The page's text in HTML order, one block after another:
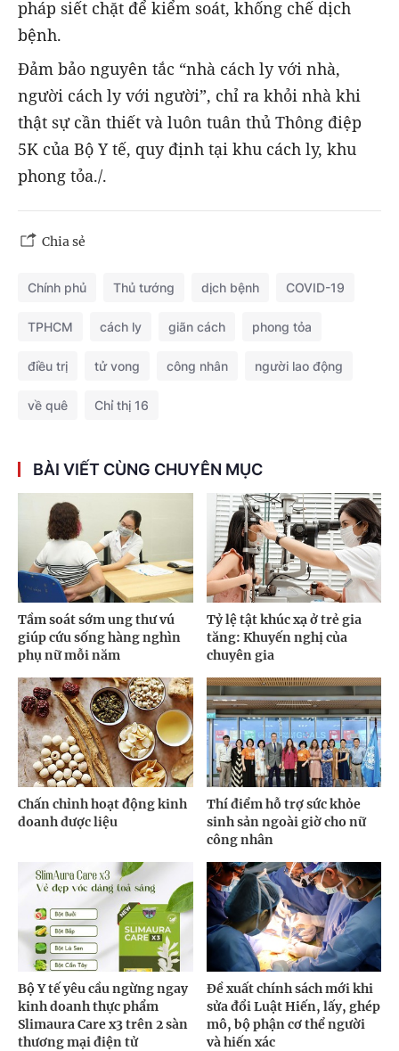
pháp siết chặt để kiểm soát, khống chế dịch
bệnh.
Đảm bảo nguyên tắc “nhà cách ly với nhà,
người cách ly với người”, chỉ ra khỏi nhà khi
thật sự cần thiết và luôn tuân thủ Thông điệp
5K của Bộ Y tế, quy định tại khu cách ly, khu
phong tỏa./.
Chia sẻ
Chính phủ Thủ tướng dịch bệnh COVID-19
TPHCM cách ly giãn cách phong tỏa
điều trị tử vong công nhân người lao động
về quê Chỉ thị 16
BÀI VIẾT CÙNG CHUYÊN MỤC
Tầm soát sớm ung thư vú
giúp cứu sống hàng nghìn
phụ nữ mỗi năm
Tỷ lệ tật khúc xạ ở trẻ gia
tăng: Khuyến nghị của
chuyên gia
Chấn chỉnh hoạt động kinh
doanh dược liệu
Thí điểm hỗ trợ sức khỏe
sinh sản ngoài giờ cho nữ
công nhân
Bộ Y tế yêu cầu ngừng ngay
kinh doanh thực phẩm
Slimaura Care x3 trên 2 sàn
thương mại điện tử
Đề xuất chính sách mới khi
sửa đổi Luật Hiến, lấy, ghép
mô, bộ phận cơ thể người
và hiến xác